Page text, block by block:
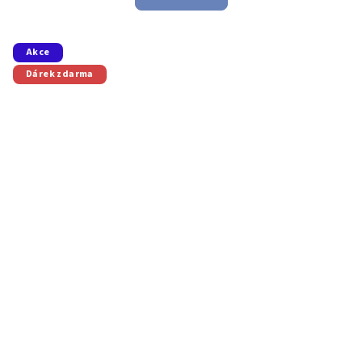
Akce
Dárek zdarma